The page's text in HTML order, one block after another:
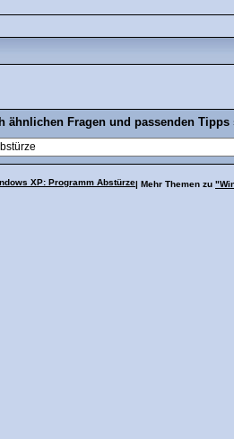
ähnlichen Fragen und passenden Tipps
XP: Programm Abstürze| Mehr Themen zu